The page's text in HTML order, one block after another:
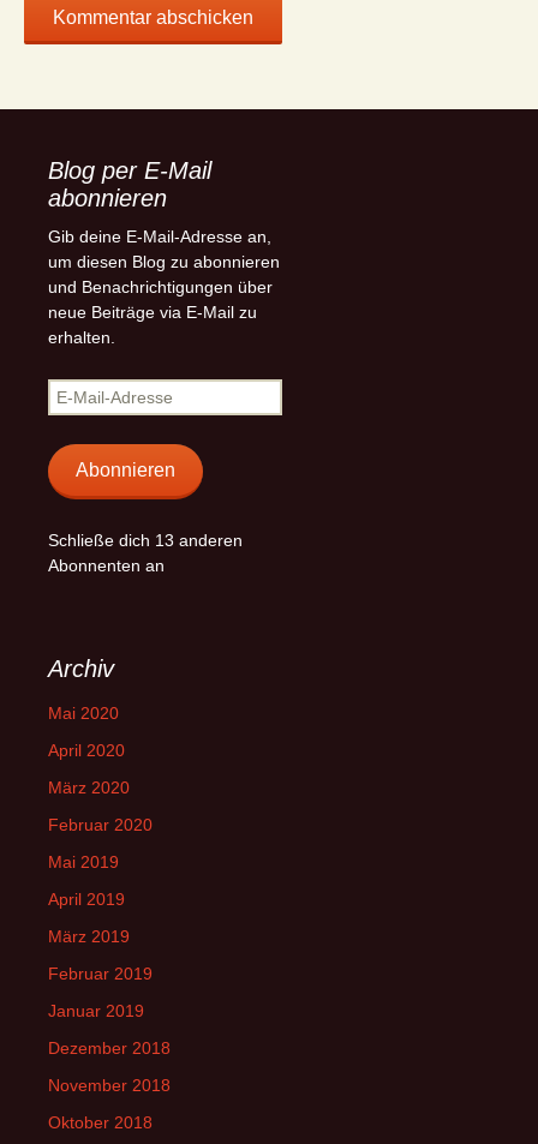
Blog per E-Mail
abonnieren
Gib deine E-Mail-Adresse an,
um diesen Blog zu abonnieren
und Benachrichtigungen über
neue Beiträge via E-Mail zu
erhalten.
E-
Mail-
Adresse
Abonnieren
Schließe dich 13 anderen
Abonnenten an
Archiv
Mai 2020
April 2020
März 2020
Februar 2020
Mai 2019
April 2019
März 2019
Februar 2019
Januar 2019
Dezember 2018
November 2018
Oktober 2018